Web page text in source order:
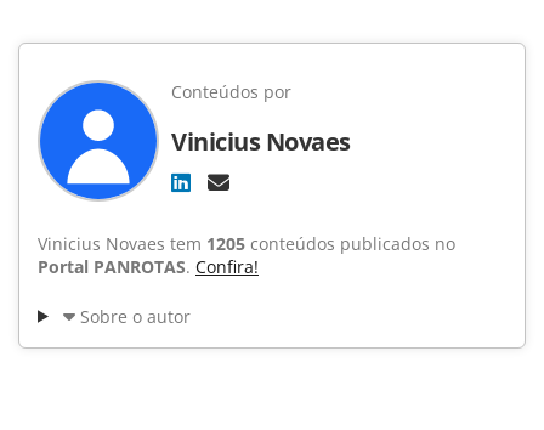
Conteúdos por
Vinicius Novaes
Vinicius Novaes tem 1205 conteúdos publicados no
Portal PANROTAS. Confira!
Sobre o autor